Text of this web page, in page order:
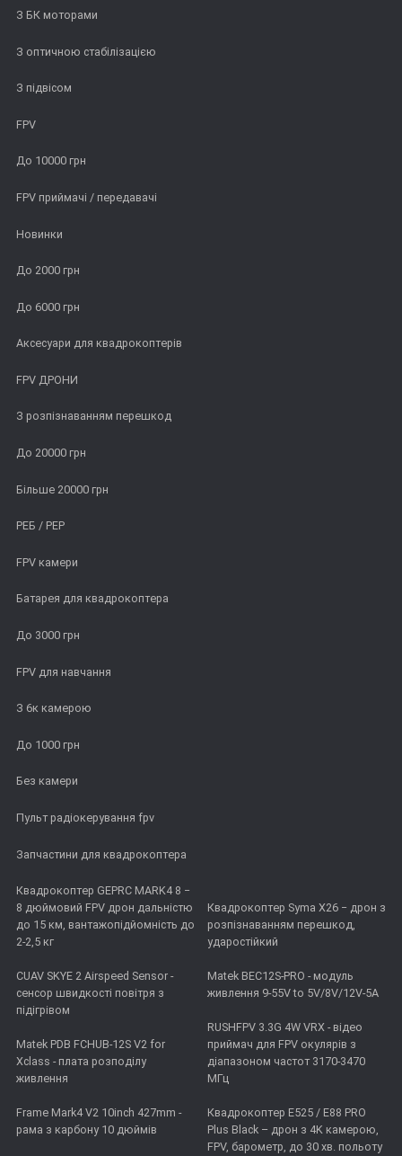
З БК моторами
З оптичною стабілізацією
З підвісом
FPV
До 10000 грн
FPV приймачі / передавачі
Новинки
До 2000 грн
До 6000 грн
Аксесуари для квадрокоптерів
FPV ДРОНИ
З розпізнаванням перешкод
До 20000 грн
Більше 20000 грн
РЕБ / РЕР
FPV камери
Батарея для квадрокоптера
До 3000 грн
FPV для навчання
З 6к камерою
До 1000 грн
Без камери
Пульт радіокерування fpv
Запчастини для квадрокоптера
Квадрокоптер GEPRC MARK4 8 −
8 дюймовий FPV дрон дальністю
до 15 км, вантажопідйомність до
2-2,5 кг
CUAV SKYE 2 Airspeed Sensor -
сенсор швидкості повітря з
підігрівом
Matek PDB FCHUB-12S V2 for
Xclass - плата розподілу
живлення
Frame Mark4 V2 10inch 427mm -
рама з карбону 10 дюймів
Квадрокоптер Syma X26 − дрон з
розпізнаванням перешкод,
ударостійкий
Matek BEC12S-PRO - модуль
живлення 9-55V to 5V/8V/12V-5A
RUSHFPV 3.3G 4W VRX - відео
приймач для FPV окулярів з
діапазоном частот 3170-3470
МГц
Квадрокоптер E525 / E88 PRO
Plus Black – дрон з 4K камерою,
FPV, барометр, до 30 хв. польоту